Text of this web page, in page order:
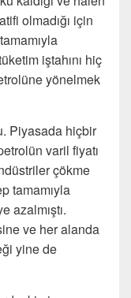
olmadığı için
iştahını hiç
yönelmek
Piyasada hiçbir
varil fiyatı
çökme
tamamıyla
azalmıştı.
ve her alanda
yine de